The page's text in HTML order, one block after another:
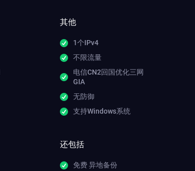
其他
1个IPv4
不限流量
电信CN2回国优化三网
GIA
无防御
支持Windows系统
还包括
免费 异地备份